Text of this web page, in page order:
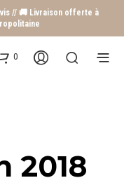
// 🚚 Livraison offerte à
0
2018